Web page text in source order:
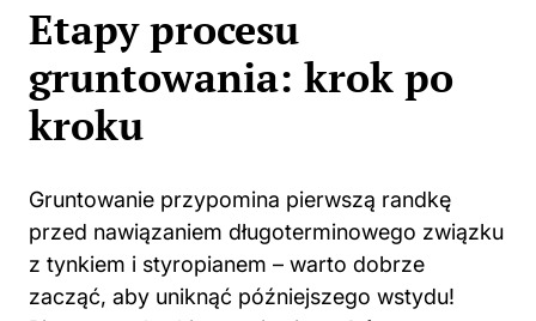
Etapy procesu
gruntowania: krok po
kroku
Gruntowanie przypomina pierwszą randkę
przed nawiązaniem długoterminowego związku
z tynkiem i styropianem – warto dobrze
zacząć, aby uniknąć późniejszego wstydu!